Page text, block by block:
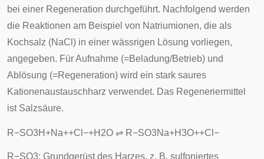
bei einer Regeneration durchgeführt. Nachfolgend werden
die Reaktionen am Beispiel von Natriumionen, die als
Kochsalz (NaCl) in einer wässrigen Lösung vorliegen,
angegeben. Für Aufnahme (=Beladung/Betrieb) und
Ablösung (=Regeneration) wird ein stark saures
Kationenaustauschharz verwendet. Das Regeneriermittel
ist Salzsäure.
R−SO3H+Na++C −+H 2O ⇌ R−SO3Na+H3O++C −
R−SO3: Grundgerüst des Harzes, z. B. sulfoniertes